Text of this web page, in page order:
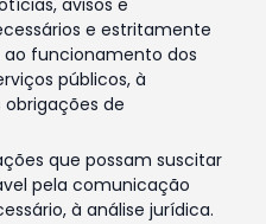
avisos e
e estritamente
funcionamento dos
públicos, à
de
que possam suscitar
pela comunicação
à análise jurídica.